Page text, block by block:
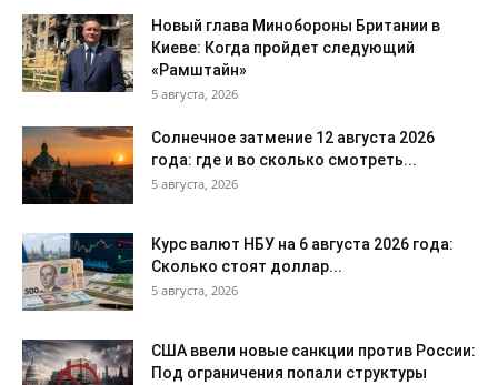
Новый глава Минобороны Британии в
Киеве: Когда пройдет следующий
«Рамштайн»
5 августа, 2026
Солнечное затмение 12 августа 2026
года: где и во сколько смотреть...
5 августа, 2026
Курс валют НБУ на 6 августа 2026 года:
Сколько стоят доллар...
5 августа, 2026
США ввели новые санкции против России:
Под ограничения попали структуры